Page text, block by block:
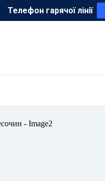
Телефон гарячої лінії